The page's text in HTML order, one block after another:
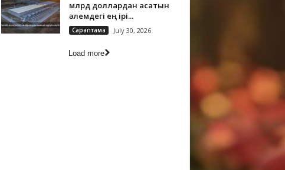
млрд доллардан асатын
әлемдегі ең ірі...
Сараптама July 30, 2026
Load more